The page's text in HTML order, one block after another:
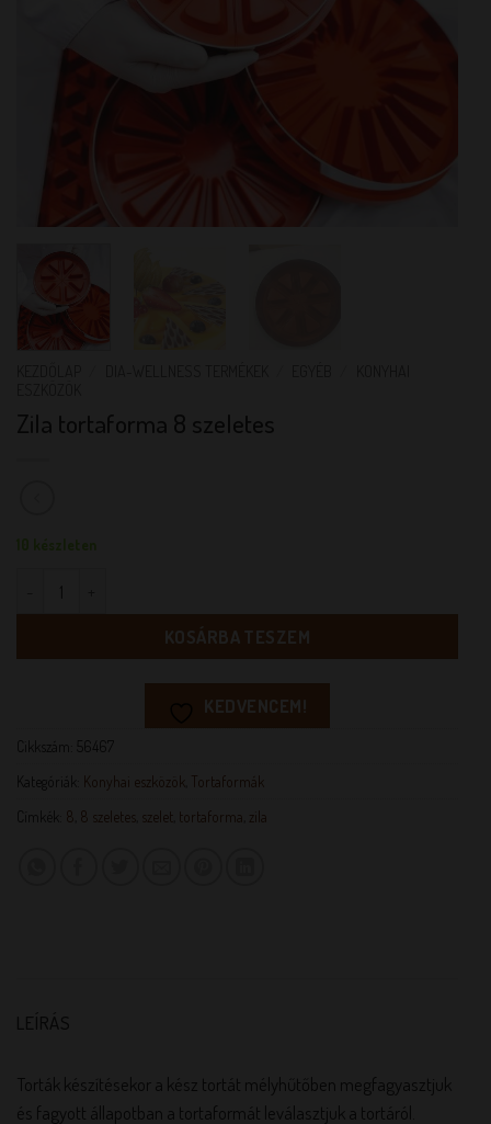
Zila tortaforma 8 szeletes
10 készleten
KOSÁRBA TESZEM
KEDVENCEM!
Cikkszám: 56467
Kategóriák: Konyhai eszközök Tortaformák
Címkék: 8 8 szeletes szelet tortaforma zila
LEÍRÁS
Torták készítésekor a kész tortát mélyhűtőben megfagyasztjuk
és fagyott állapotban a tortaformát leválasztjuk a tortáról.